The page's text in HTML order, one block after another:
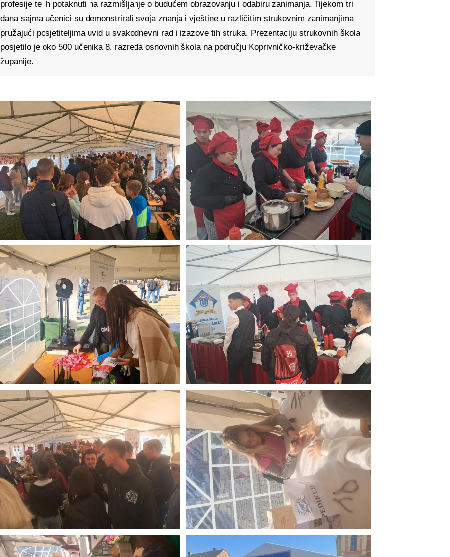
profesije te ih potaknuti na razmišljanje o budućem obrazovanju i odabiru zanimanja. Tijekom tri
dana sajma učenici su demonstrirali svoja znanja i vještine u različitim strukovnim zanimanjima
pružajući posjetiteljima uvid u svakodnevni rad i izazove tih struka. Prezentaciju strukovnih škola
posjetilo je oko 500 učenika 8. razreda osnovnih škola na području Koprivničko-križevačke
županije.